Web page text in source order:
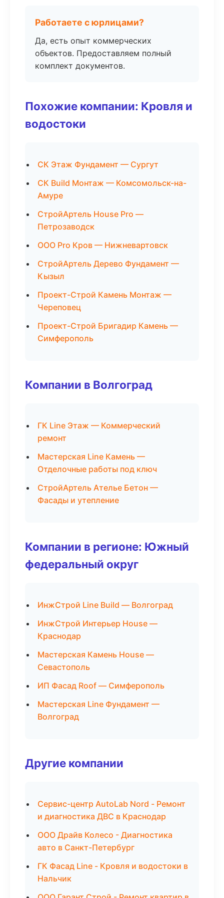
Работаете с юрлицами?
Да, есть опыт коммерческих
объектов. Предоставляем полный
комплект документов.
Похожие компании: Кровля и
водостоки
СК Этаж Фундамент — Сургут
СК Build Монтаж — Комсомольск-на-
Амуре
СтройАртель House Pro —
Петрозаводск
ООО Pro Кров — Нижневартовск
СтройАртель Дерево Фундамент —
Кызыл
Проект-Строй Камень Монтаж —
Череповец
Проект-Строй Бригадир Камень —
Симферополь
Компании в Волгоград
ГК Line Этаж — Коммерческий
ремонт
Мастерская Line Камень —
Отделочные работы под ключ
СтройАртель Ателье Бетон —
Фасады и утепление
Компании в регионе: Южный
федеральный округ
ИнжСтрой Line Build — Волгоград
ИнжСтрой Интерьер House —
Краснодар
Мастерская Камень House —
Севастополь
ИП Фасад Roof — Симферополь
Мастерская Line Фундамент —
Волгоград
Другие компании
Сервис-центр AutoLab Nord - Ремонт
и диагностика ДВС в Краснодар
ООО Драйв Колесо - Диагностика
авто в Санкт-Петербург
ГК Фасад Line - Кровля и водостоки в
Нальчик